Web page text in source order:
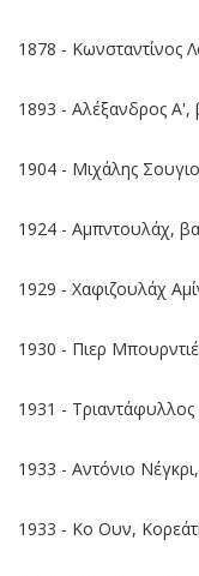
1878 - Κωνσταντίνος
1893 - Αλέξανδρος Α',
1904 - Μιχάλης
1924 - Αμπντουλάχ,
1929 - Χαφιζουλάχ
1930 - Πιερ
1931 - Τριαντάφυλλος
1933 - Αντόνιο Νέγκρι,
1933 - Κο Ουν,